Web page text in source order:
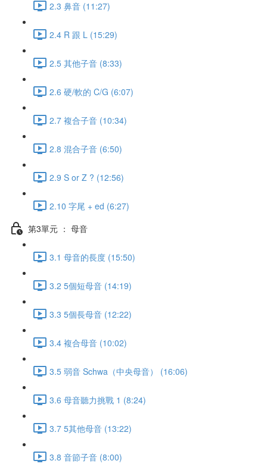
2.3 鼻音 (11:27)
2.4 R 跟 L (15:29)
2.5 其他子音 (8:33)
2.6 硬/軟的 C/G (6:07)
2.7 複合子音 (10:34)
2.8 混合子音 (6:50)
2.9 S or Z ? (12:56)
2.10 字尾 + ed (6:27)
第3單元 ： 母音
3.1 母音的長度 (15:50)
3.2 5個短母音 (14:19)
3.3 5個長母音 (12:22)
3.4 複合母音 (10:02)
3.5 弱音 Schwa（中央母音） (16:06)
3.6 母音聽力挑戰 1 (8:24)
3.7 5其他母音 (13:22)
3.8 音節子音 (8:00)